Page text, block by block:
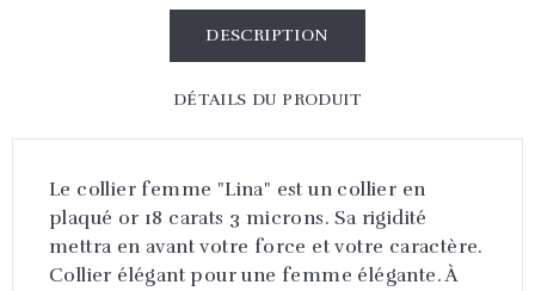
DESCRIPTION
DÉTAILS DU PRODUIT
Le collier femme "Lina" est un collier en
plaqué or 18 carats 3 microns. Sa rigidité
mettra en avant votre force et votre caractère.
Collier élégant pour une femme élégante. À